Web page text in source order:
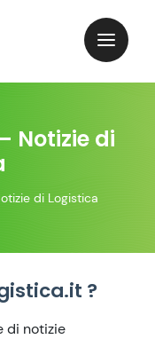
Notizie di
di Logistica
?
di notizie